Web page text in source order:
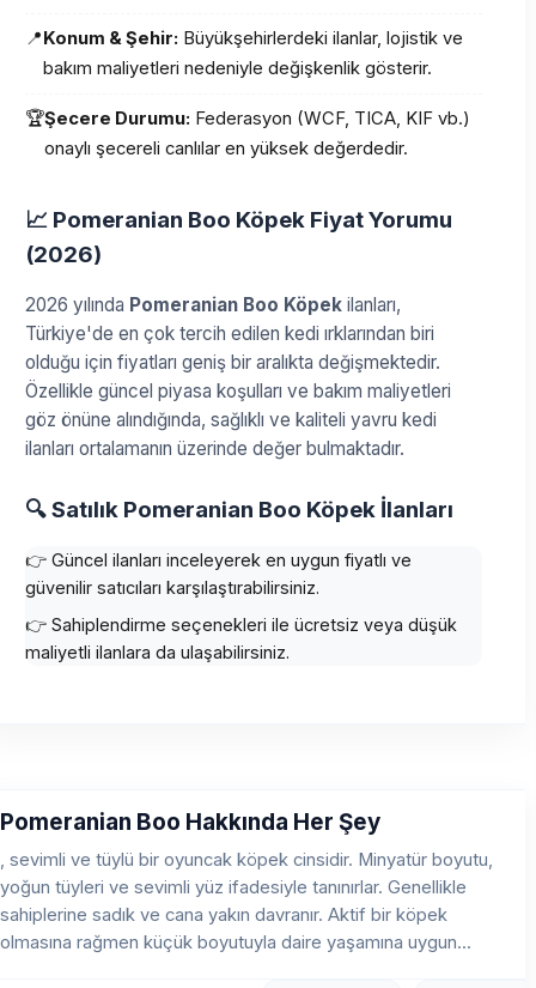
📍Konum & Şehir: Büyükşehirlerdeki ilanlar, lojistik ve
bakım maliyetleri nedeniyle değişkenlik gösterir.
🏆Şecere Durumu: Federasyon (WCF, TICA, KIF vb.)
onaylı şecereli canlılar en yüksek değerdedir.
📈 Pomeranian Boo Köpek Fiyat Yorumu
(2026)
2026 yılında Pomeranian Boo Köpek ilanları,
Türkiye'de en çok tercih edilen kedi ırklarından biri
olduğu için fiyatları geniş bir aralıkta değişmektedir.
Özellikle güncel piyasa koşulları ve bakım maliyetleri
göz önüne alındığında, sağlıklı ve kaliteli yavru kedi
ilanları ortalamanın üzerinde değer bulmaktadır.
🔍 Satılık Pomeranian Boo Köpek İlanları
👉 Güncel ilanları inceleyerek en uygun fiyatlı ve
güvenilir satıcıları karşılaştırabilirsiniz.
👉 Sahiplendirme seçenekleri ile ücretsiz veya düşük
maliyetli ilanlara da ulaşabilirsiniz.
Pomeranian Boo Hakkında Her Şey
, sevimli ve tüylü bir oyuncak köpek cinsidir. Minyatür boyutu,
yoğun tüyleri ve sevimli yüz ifadesiyle tanınırlar. Genellikle
sahiplerine sadık ve cana yakın davranır. Aktif bir köpek
olmasına rağmen küçük boyutuyla daire yaşamına uygun...